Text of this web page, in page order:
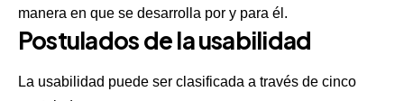
manera en que se desarrolla por y para él.
Postulados de la usabilidad
La usabilidad puede ser clasificada a través de cinco